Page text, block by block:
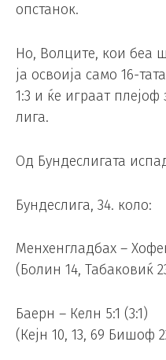
опстанок.
Но, Волците, кои беа
ја освоија само 16-
1:3 и ќе играат
лига.
Од Бундеслигата
Бундеслига, 34. коло:
Менхенгладбах –
(Болин 14, Табаковиќ
Баерн – Келн 5:1 (3:1)
(Кејн 10, 13, 69 Бишоф